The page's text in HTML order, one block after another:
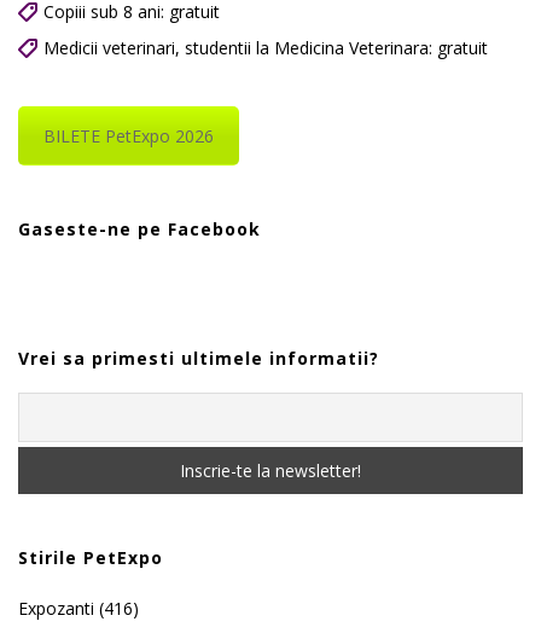
Copiii sub 8 ani: gratuit
Medicii veterinari, studentii la Medicina Veterinara: gratuit
BILETE PetExpo 2026
Gaseste-ne pe Facebook
Vrei sa primesti ultimele informatii?
Stirile PetExpo
Expozanti (416)